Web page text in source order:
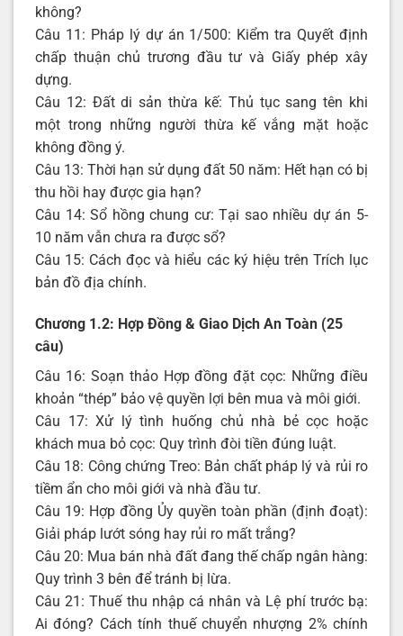
không?
Câu 11: Pháp lý dự án 1/500: Kiểm tra Quyết định
chấp thuận chủ trương đầu tư và Giấy phép xây
dựng.
Câu 12: Đất di sản thừa kế: Thủ tục sang tên khi
một trong những người thừa kế vắng mặt hoặc
không đồng ý.
Câu 13: Thời hạn sử dụng đất 50 năm: Hết hạn có bị
thu hồi hay được gia hạn?
Câu 14: Sổ hồng chung cư: Tại sao nhiều dự án 5-
10 năm vẫn chưa ra được sổ?
Câu 15: Cách đọc và hiểu các ký hiệu trên Trích lục
bản đồ địa chính.
Chương 1.2: Hợp Đồng & Giao Dịch An Toàn (25
câu)
Câu 16: Soạn thảo Hợp đồng đặt cọc: Những điều
khoản “thép” bảo vệ quyền lợi bên mua và môi giới.
Câu 17: Xử lý tình huống chủ nhà bẻ cọc hoặc
khách mua bỏ cọc: Quy trình đòi tiền đúng luật.
Câu 18: Công chứng Treo: Bản chất pháp lý và rủi ro
tiềm ẩn cho môi giới và nhà đầu tư.
Câu 19: Hợp đồng Ủy quyền toàn phần (định đoạt):
Giải pháp lướt sóng hay rủi ro mất trắng?
Câu 20: Mua bán nhà đất đang thế chấp ngân hàng:
Quy trình 3 bên để tránh bị lừa.
Câu 21: Thuế thu nhập cá nhân và Lệ phí trước bạ:
Ai đóng? Cách tính thuế chuyển nhượng 2% chính